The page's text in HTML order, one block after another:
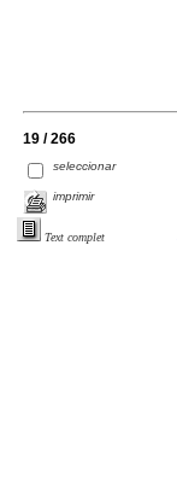
19 / 266
seleccionar
imprimir
Text complet